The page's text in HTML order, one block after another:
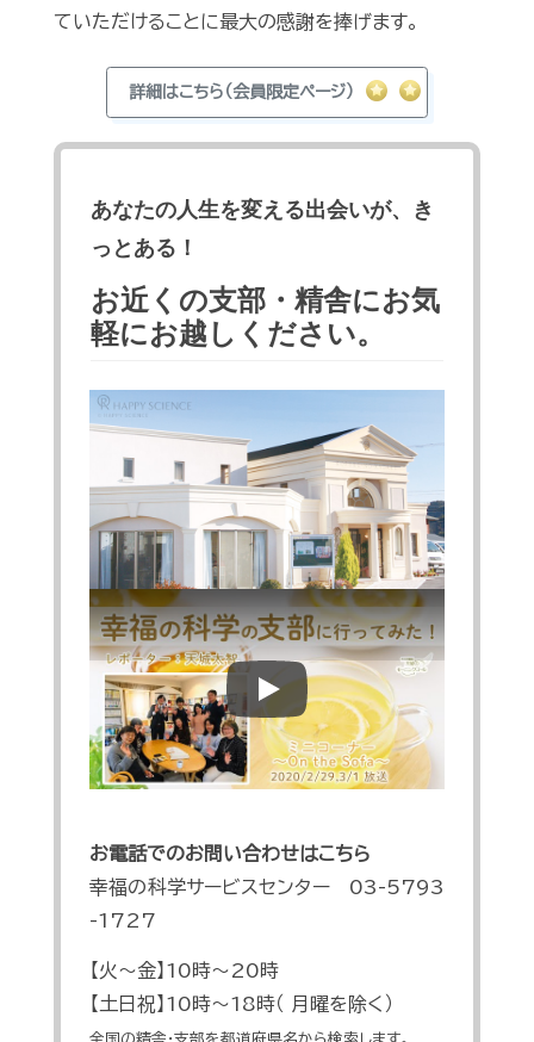
ていただけることに最大の感謝を捧げます。
詳細はこちら（会員限定ページ）
あなたの人生を変える出会いが、き
っとある！
お近くの支部・精舎にお気
軽にお越しください。
Play
お電話でのお問い合わせはこちら
幸福の科学サービスセンター 03-5793
-1727
【火～金】10時～20時
【土日祝】10時～18時（ 月曜を除く）
全国の精舎・支部を都道府県名から検索します。